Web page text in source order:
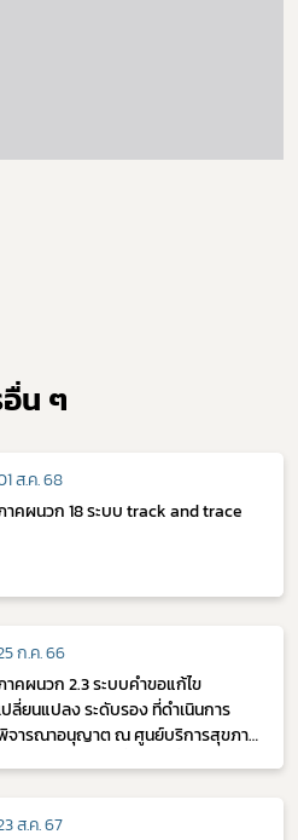
น ๆ
ส.ค. 68
าคผนวก 18 ระบบ track and trace
ก.ค. 66
าคผนวก 2.3 ระบบคำขอแก้ไข
ปลี่ยนแปลง ระดับรอง ที่ดำเนินการ
จารณาอนุญาต ณ ศูนย์บริการสุขภาพ
ส.ค. 67